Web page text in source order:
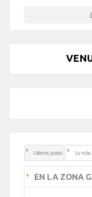
Ultimos posts Lo
EN LA ZONA